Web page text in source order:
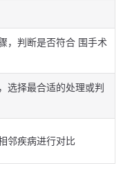
，判断是否符合 围手术
选择最合适的处理或判
邻疾病进行对比